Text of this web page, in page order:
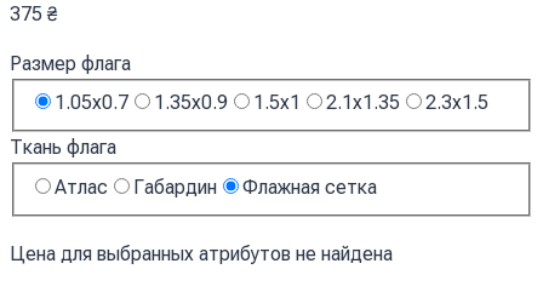
375 ₴
Размер флага
1.05x0.7
1.35x0.9 1.5x1 2.1x1.35
2.3x1.5
Ткань флага
Атлас
Габардин Флажная сетка
Цена для выбранных атрибутов не найдена